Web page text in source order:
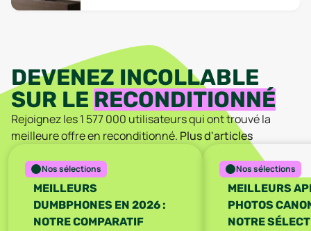
DEVENEZ INCOLLABLE
SUR LE RECONDITIONNÉ
Rejoignez les1 577 000 utilisateurs qui ont trouvé la
meilleure offre en reconditionné. Plus d'articles
Nos sélections
MEILLEURS
DUMBPHONES EN 2026 :
NOTRE COMPARATIF
Nos sélections
MEILLEURS
PHOTOS
NOTRE